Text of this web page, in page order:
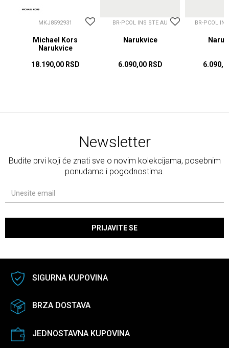
MKJ8592931
Michael Kors
Narukvice
18.190,00 RSD
BR-PCOL INS STE AU
Narukvice
6.090,00 RSD
BR-PCOL
Newsletter
Budite prvi koji će znati sve o novim kolekcijama, posebnim
ponudama i pogodnostima.
PRIJAVITE SE
SIGURNA KUPOVINA
BRZA DOSTAVA
JEDNOSTAVNA KUPOVINA